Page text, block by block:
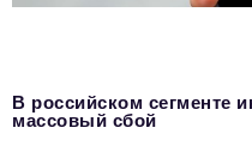
В российском сегменте
массовый сбой